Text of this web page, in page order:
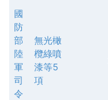
國
防
部
陸
軍
司
令
無光橄
欖綠噴
漆等5
項